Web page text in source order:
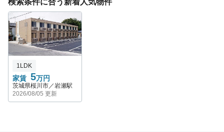
1LDK
家賃 5万円
茨城県桜川市／岩瀬駅
2026/08/05 更新